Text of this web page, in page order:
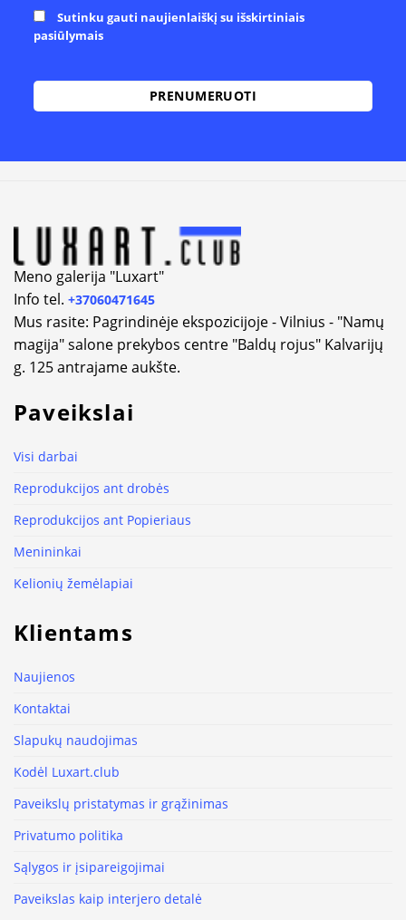
Sutinku gauti naujienlaiškį su išskirtiniais
pasiūlymais
Meno galerija "Luxart"
Info tel. +37060471645
Mus rasite: Pagrindinėje ekspozicijoje - Vilnius - "Namų
magija" salone prekybos centre "Baldų rojus" Kalvarijų
g. 125 antrajame aukšte.
Paveikslai
Visi darbai
Reprodukcijos ant drobės
Reprodukcijos ant Popieriaus
Menininkai
Kelionių žemėlapiai
Klientams
Naujienos
Kontaktai
Slapukų naudojimas
Kodėl Luxart.club
Paveikslų pristatymas ir grąžinimas
Privatumo politika
Sąlygos ir įsipareigojimai
Paveikslas kaip interjero detalė